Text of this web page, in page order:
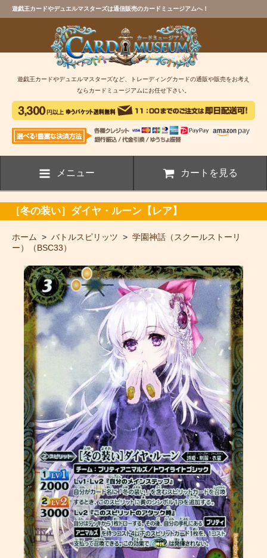
遊戯王カードやデュエルマスターズは通信販売のカードミュージアムへ！
遊戯王カードやデュエルマスターズなど、トレーディングカードの通販や販売をお考え
ならカードミュージアムにお任せ下さい。
メニュー カートを見る
［冬の装い］ダイヤ・ルーン【レア】
ホーム > バトルスピリッツ > 学園神話（スクールストーリ
ー）（BSC33）